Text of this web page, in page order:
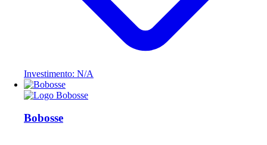
Investimento: N/A
Bobosse